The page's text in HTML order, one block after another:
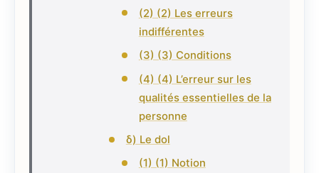
(2) (2) Les erreurs
indifférentes
(3) (3) Conditions
(4) (4) L’erreur sur les
qualités essentielles de la
personne
δ) Le dol
(1) (1) Notion